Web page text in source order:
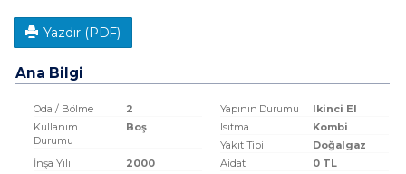
Yazdır (PDF)
Ana Bilgi
Oda / Bölme 2 Yapının Durumu
Ikinci El
Kullanım
Durumu
Boş Isıtma
Kombi
Yakıt Tipi
Doğalgaz
İnşa Yılı
2000 Aidat
0 TL